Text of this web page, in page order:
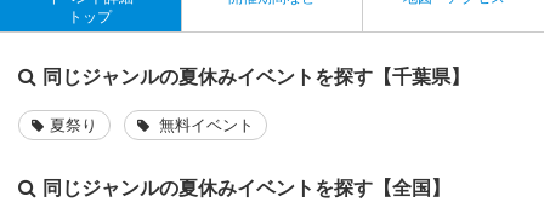
トップ
同じジャンルの夏休みイベントを探す【千葉県】
夏祭り 無料イベント
同じジャンルの夏休みイベントを探す【全国】